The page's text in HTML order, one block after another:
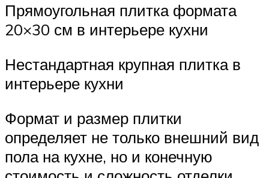
Прямоугольная плитка формата
20×30 см в интерьере кухни
Нестандартная крупная плитка в
интерьере кухни
Формат и размер плитки
определяет не только внешний вид
пола на кухне, но и конечную